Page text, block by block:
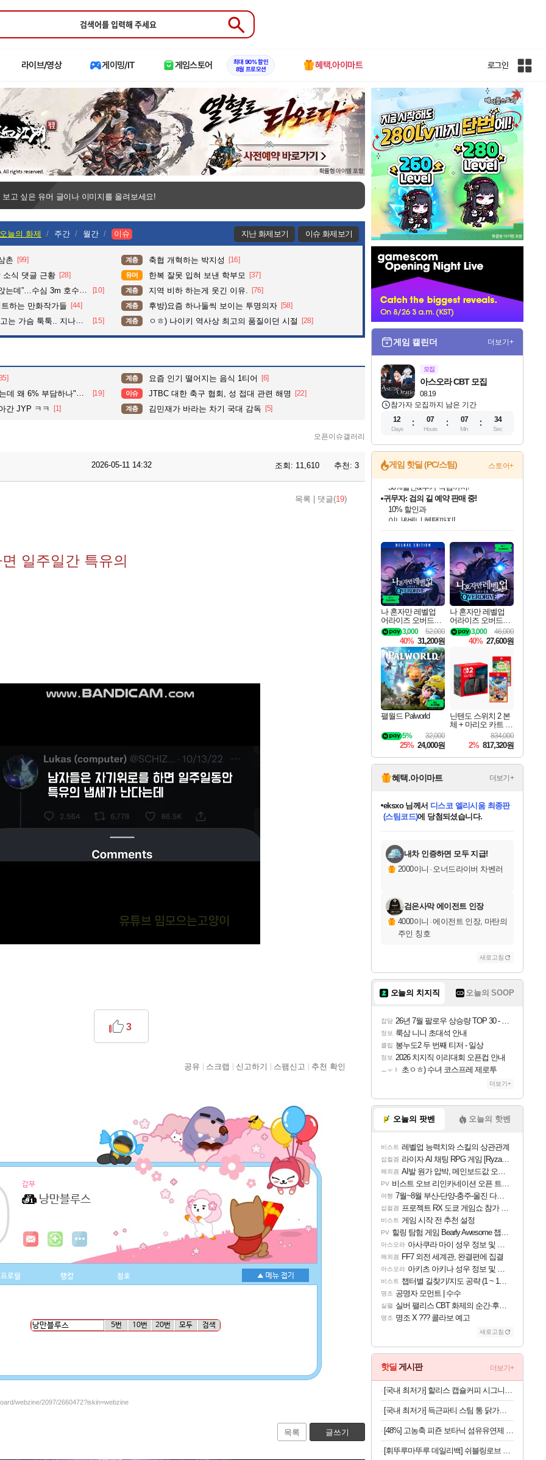
Submit
라이브/영상 게이밍/IT 게임스토어
최대 90% 할인
8월 프로모션
혜택.아이마트 로그인
인
보고 싶은 유머 글이나 이미지를 올려보세요!
오늘의 화제 주간 월간 이슈 지난 화제보기 이슈 화제보기
촌 [99] 계층 축협 개혁하는 박지성 [16]
소식 댓글 근황 [28] 유머 한복 잘못 입혀 보낸 학부모 [37]
심 3m 호수 뛰어든 60대 의인 [10] 계층 지역 비하 하는게 웃긴 이유. [76]
하는 만화작가들 [44] 계층 후방)요즘 하나둘씩 보이는 투명의자 [58]
툭툭.. 지나가던 아재의 정체 [15] 계층 ㅇㅎ) 나이키 역사상 최고의 품질이던 시절 [28]
계층 요즘 인기 떨어지는 음식 1티어 [6]
담하나"…국가책임 확대 주문 [19] 이슈 JTBC 대한 축구 협회, 성 접대 관련 해명 [22]
간 JYP ㅋㅋ [1] 계층 김민재가 바라는 차기 국대 감독 [5]
오픈이슈갤러리
2026-05-11 14:32 조회: 11,610 추천: 3
목록 댓글(19)
일주일간 특유의
3
공유 스크랩 신고하기 스팸신고 추천 확인
갑부
낭만블루스
프로필 랭킹 칭호
5번 10번 20번 모두 검색
webzine/2097/2660472?iskin=webzine
목록 글쓰기
벤
게임 캘린더 더보기+
모집
08.19
아스오라 CBT 모집
참가자 모집까지 남은 기간
12
Days
07
Hours
07
Min
32
Sec
게임 핫딜 (PC/스팀) 스토어+
최대 90% 할인가를 만나보세요!
네이버혜택과 함께 만나보세요!
50%할인&추가 적립까지!
귀무자: 검의 길 예약 판매 중!
10% 할인과
이니&베니 혜택까지!
네이버 혜택가와 함께 예약하세요!
할인&네이버혜택으로 만나보세요!
네이버페이 혜택과 만나보세요!
40주년 프로모션으로 만나보세요!
네이버 포인트 혜택까지!
할인가에 만나보세요!
일부 에디션 상시 할인!
혜택으로 예약 판매 중
편안하게 충전하세요
나 혼자만 레벨업
어라이즈 오버드라
이브 디럭스 에디션
Solo Leveling Arise
Overdrive Deluxe Edi
tion
52,000
3,000
40% 31,200원
나 혼자만 레벨업
어라이즈 오버드라
이브 Solo Leveling A
rise
46,000
3,000
40% 27,600원
팰월드 Palworld
32,000
5%
25% 24,000원
닌텐도 스위치 2 본
체 + 마리오 카트 월
드 + 포켓몬 포코피
아 번들
834,000
2% 817,320원
혜택.아이마트 더보기+
당첨되셨습니다.
당첨되셨습니다.
eksxo님께서 디스코 엘리시움 최종판
(스팀코드)에 당첨되셨습니다.
당첨되셨습니다.
당첨되셨습니다.
에디션 (스팀코드)를 교환.
당첨되셨습니다.
당첨되셨습니다.
당첨되셨습니다.
당첨되셨습니다.
내차 인증하면 모두 지급!
2000이니 · 오너드라이버 차벤러
검은사막 에이전트 인장
4000이니 ·에이전트 인장, 마탄의
주인 칭호
새로고침
오늘의 치지직 오늘의 SOOP
잡담 26년 7월 팔로우 상승량 TOP 30 - 월간 치지직
정보 룩삼 니니 초대석 안내
클립 봉누도2 두 번째 티저 - 일상
정보 2026 치지직 이리대회 오픈컵 안내
ㅗㅜㅑ 초ㅇㅎ) 수녀 코스프레 제로투
더보기+
오늘의 팟벤 오늘의 핫벤
비스트 레벨업 능력치와 스킬의 상관관계
섭컬겜 라이자 AI 채팅 RPG 게임 [RyzaChat: AI] 공개
해외겜 AI발 원가 압박, 메인보드값 오르나
PV 비스트 오브 리인카네이션 오픈 트레일러
여행 7월~8월 부산-단양-충주-울진 다녀왔어요~
섭컬겜 프로젝트 RX 도쿄 게임쇼 참가 결정
비스트 게임 시작 전 추천 설정
PV 힐링 탐험 게임 Bearly Awesome 챕터 1 트레일러
아스오라 아사쿠라 마이 성우 정보 및 주요 필모
해외겜 FF7 외전 세계관, 완결편에 집결
아스오라 아키츠 아키나 성우 정보 및 주요 필모
비스트 챕터별 길찾기/지도 공략 (1 ~ 12장)
명조 공명자 모먼트 | 수수
실팰 실버 팰리스 CBT 화제의 순간·후기 모음
명조 명조 X ??? 콜라보 예고
새로고침
핫딜 게시판 더보기+
[국내 최저가] 할리스 캡슐커피 시그니처 블렌드 10개입 x 10개
[국내 최저가] 득근파티 스팀 통 닭가슴살 6종 혼합 x 30팩
[48%] 고농축 피죤 보타닉 섬유유연제 프리지아 자몽, 1.3L, 4개
[휘뚜루마뚜루 데일리백] 쉬블링로브 나일론 멀티 슬링백